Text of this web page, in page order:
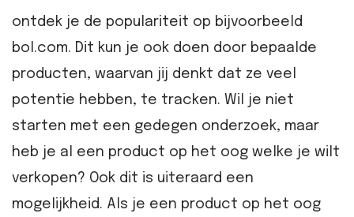
ontdek je de populariteit op bijvoorbeeld
bol.com. Dit kun je ook doen door bepaalde
producten, waarvan jij denkt dat ze veel
potentie hebben, te tracken. Wil je niet
starten met een gedegen onderzoek, maar
heb je al een product op het oog welke je wilt
verkopen? Ook dit is uiteraard een
mogelijkheid. Als je een product op het oog